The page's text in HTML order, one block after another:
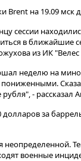
на 19.09 мск
сессии
в ближайшие
из ИК "Велес
неделю на
-
за
неопределенной.
военные